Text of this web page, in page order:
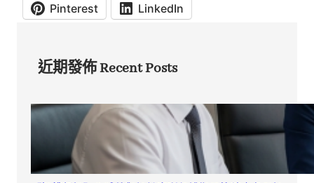
Pinterest
LinkedIn
近期發佈 Recent Posts